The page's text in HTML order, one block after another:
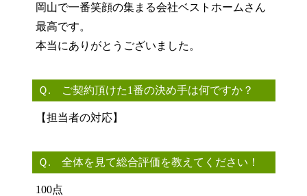
岡山で一番笑顔の集まる会社ベストホームさん
最高です。
本当にありがとうございました。
Ｑ. ご契約頂けた1番の決め手は何ですか？
【担当者の対応】
Ｑ. 全体を見て総合評価を教えてください！
100点